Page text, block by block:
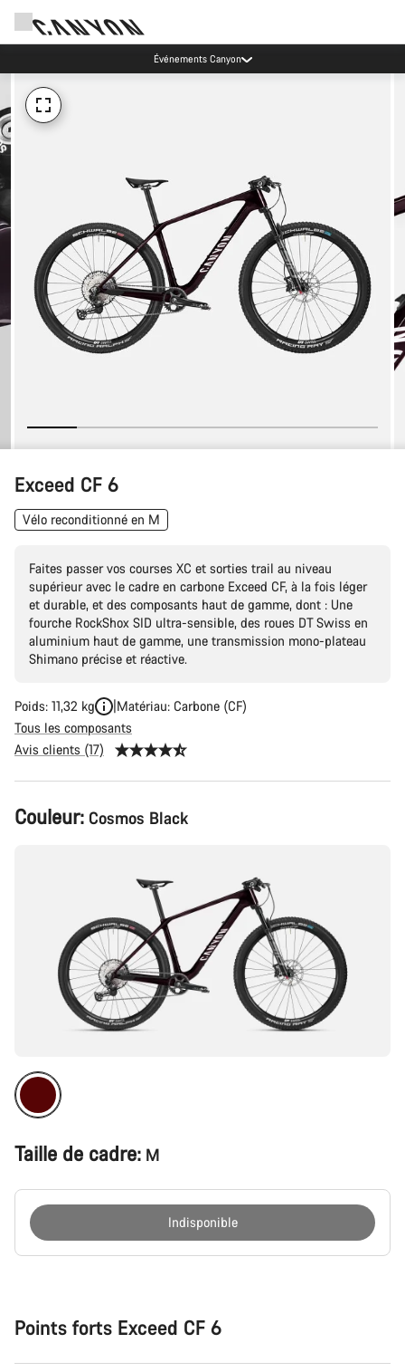
Événements Canyon
Exceed CF 6
Vélo reconditionné en M
Faites passer vos courses XC et sorties trail au niveau
supérieur avec le cadre en carbone Exceed CF, à la fois léger
et durable, et des composants haut de gamme, dont : Une
fourche RockShox SID ultra-sensible, des roues DT Swiss en
aluminium haut de gamme, une transmission mono-plateau
Shimano précise et réactive.
Poids: 11,32 kg
Matériau: Carbone (CF)
Tous les composants
Avis clients (17)
Configuration
du
Couleur: Cosmos Black
Taille de cadre: M
Indisponible
Points forts Exceed CF 6